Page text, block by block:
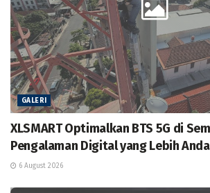
GALERI
XLSMART Optimalkan BTS 5G di
Pengalaman Digital yang Lebih
6 August 2026